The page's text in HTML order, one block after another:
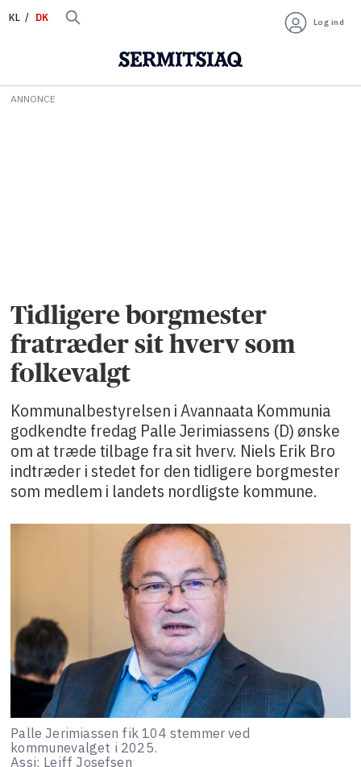
KL DK Log ind
ANNONCE
Tidligere borgmester
fratræder sit hverv som
folkevalgt
Kommunalbestyrelsen i Avannaata Kommunia
godkendte fredag Palle Jerimiassens (D) ønske
om at træde tilbage fra sit hverv. Niels Erik Bro
indtræder i stedet for den tidligere borgmester
som medlem i landets nordligste kommune.
Palle Jerimiassen fik 104 stemmer ved
kommunevalget i 2025.
Assi: Leiff Josefsen